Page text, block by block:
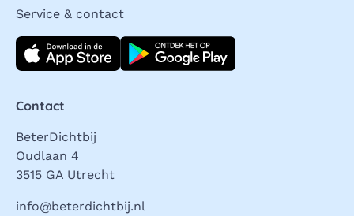
Service & contact
Download direct
Contact
BeterDichtbij
Oudlaan 4
3515 GA Utrecht
info@beterdichtbij.nl